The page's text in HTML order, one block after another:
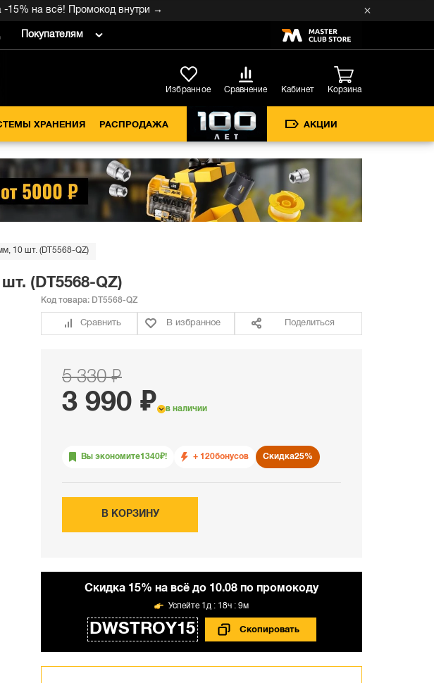
на всё! Промокод внутри →
Покупателям
Избранное Сравнение Кабинет Корзина
ХРАНЕНИЯ РАСПРОДАЖА АКЦИИ
10 шт. (DT5568-QZ)
(DT5568-QZ)
Код товара: DT5568-QZ
Сравнить В избранное Поделиться
5 330 ₽
3 990 ₽ в наличии
Вы экономите1340₽! + 120бонусов Скидка25%
В КОРЗИНУ
Cкидка 15% на всё до 10.08 по промокоду
DWSTROY15
1д : 18ч : 9м